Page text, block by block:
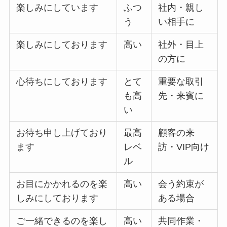
楽しみにしています
ふつ
う
社内・親し
い相手に
楽しみにしております 高い
社外・目上
の方に
心待ちにしております
とて
も高
い
重要な取引
先・来賓に
お待ち申し上げており
ます
最高
レベ
ル
顧客の来
訪・VIP向け
お目にかかれるのを楽
しみにしております
高い
会う約束が
ある場合
ご一緒できるのを楽し 高い 共同作業・